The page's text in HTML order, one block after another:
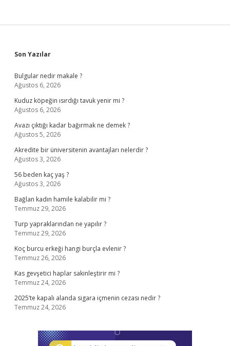
Sidebar
Son Yazılar
Bulgular nedir makale ?
Ağustos 6, 2026
Kuduz köpeğin ısırdığı tavuk yenir mi ?
Ağustos 6, 2026
Avazı çıktığı kadar bağırmak ne demek ?
Ağustos 5, 2026
Akredite bir üniversitenin avantajları nelerdir ?
Ağustos 3, 2026
56 beden kaç yaş ?
Ağustos 3, 2026
Bağlan kadın hamile kalabilir mi ?
Temmuz 29, 2026
Turp yapraklarından ne yapılır ?
Temmuz 29, 2026
Koç burcu erkeği hangi burçla evlenir ?
Temmuz 26, 2026
Kas gevşetici haplar sakinleştirir mi ?
Temmuz 24, 2026
2025’te kapalı alanda sigara içmenin cezası nedir ?
Temmuz 24, 2026